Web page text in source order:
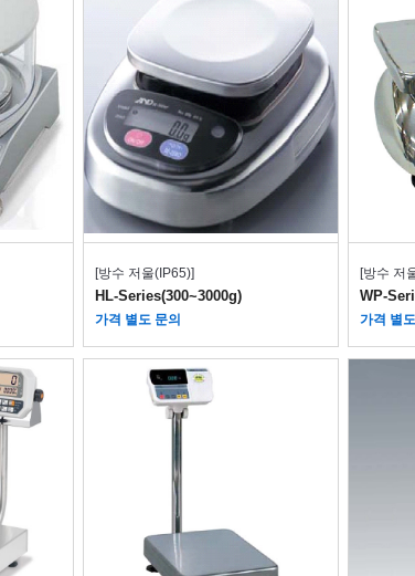
[방수 저울(IP65)]
HL-Series(300~3000g)
가격 별도 문의
[방수 저
WP-
가격 별